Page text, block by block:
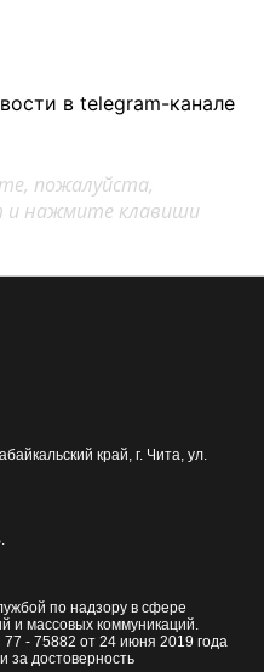
в telegram-канале
пожалуйста,
и нажмите клавиши
край, г. Чита, ул.
по надзору в сфере
и массовых коммуникаций.
- 75882 от 24 июня 2019 года
за достоверность